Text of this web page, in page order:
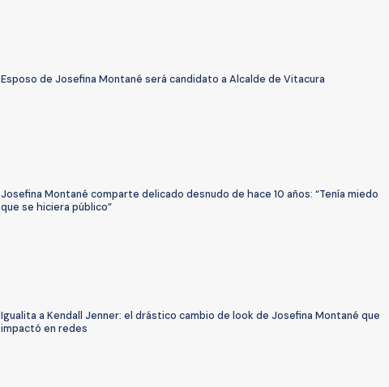
Esposo de Josefina Montané será candidato a Alcalde de Vitacura
Josefina Montané comparte delicado desnudo de hace 10 años: “Tenía miedo
que se hiciera público”
Igualita a Kendall Jenner: el drástico cambio de look de Josefina Montané que
impactó en redes